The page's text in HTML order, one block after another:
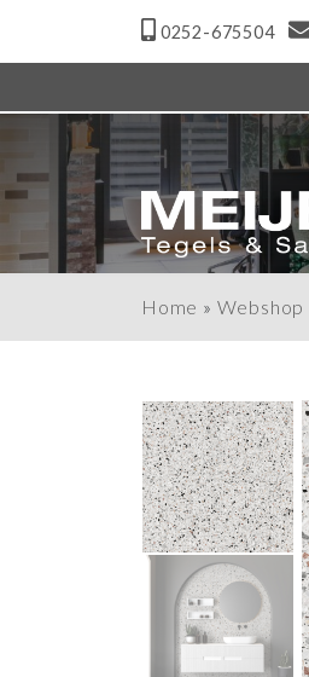
0252-675504
Home » Webshop